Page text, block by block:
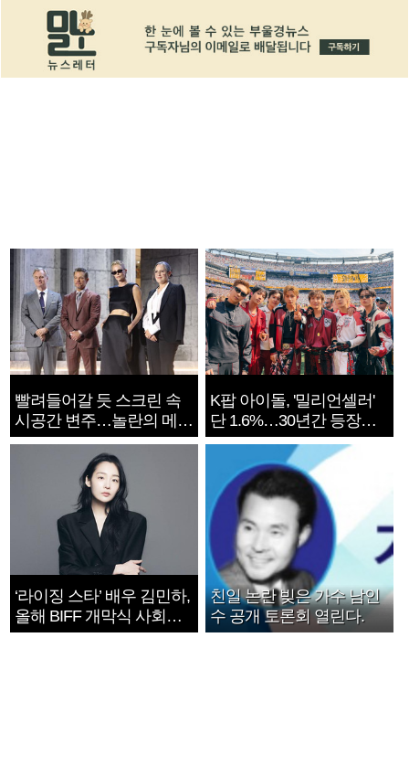
빨려들어갈 듯 스크린 속
시공간 변주…놀란의 메시
지는 ‘전쟁 속죄’
K팝 아이돌, '밀리언셀러'
단 1.6%…30년간 등장
1182개팀 전수조사
‘라이징 스타’ 배우 김민하,
올해 BIFF 개막식 사회자
확정
친일 논란 빚은 가수 남인
수 공개 토론회 열린다.